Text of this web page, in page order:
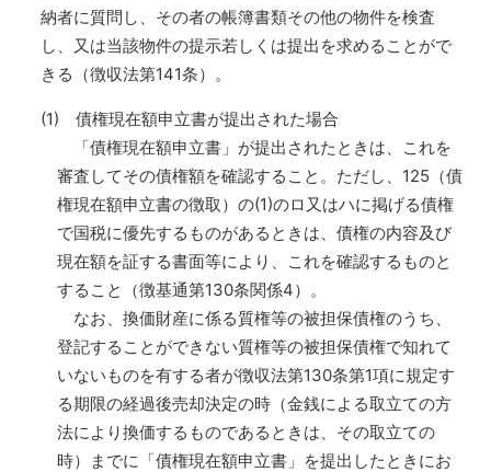
納者に質問し、その者の帳簿書類その他の物件を検査
し、又は当該物件の提示若しくは提出を求めることがで
きる（徴収法第141条）。
(1) 債権現在額申立書が提出された場合
「債権現在額申立書」が提出されたときは、これを
審査してその債権額を確認すること。ただし、125（債
権現在額申立書の徴取）の(1)のロ又はハに掲げる債権
で国税に優先するものがあるときは、債権の内容及び
現在額を証する書面等により、これを確認するものと
すること（徴基通第130条関係4）。
なお、換価財産に係る質権等の被担保債権のうち、
登記することができない質権等の被担保債権で知れて
いないものを有する者が徴収法第130条第1項に規定す
る期限の経過後売却決定の時（金銭による取立ての方
法により換価するものであるときは、その取立ての
時）までに「債権現在額申立書」を提出したときにお